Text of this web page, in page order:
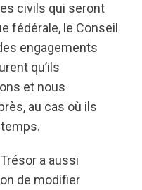
civils qui seront
fédérale, le Conseil
engagements
qu’ils
et nous
au cas où ils
a aussi
de modifier